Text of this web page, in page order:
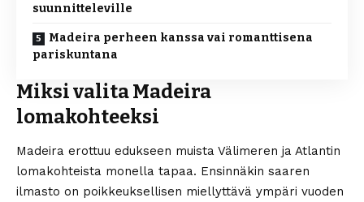
suunnitteleville
Madeira perheen kanssa vai romanttisena
pariskuntana
Miksi valita Madeira
lomakohteeksi
Madeira erottuu edukseen muista Välimeren ja Atlantin
lomakohteista monella tapaa. Ensinnäkin saaren
ilmasto on poikkeuksellisen miellyttävä ympäri vuoden